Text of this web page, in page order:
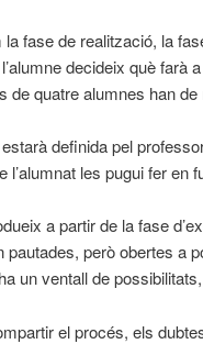
la fase de realització, la
decideix què farà
de quatre alumnes han
definida pel
l’alumnat les pugui fer en
a partir de la fase
pautades, però obertes a
un ventall de
el procés, els